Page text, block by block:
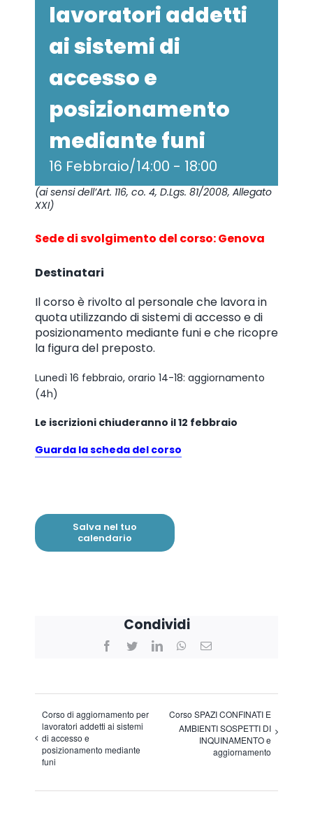
lavoratori addetti
ai sistemi di
accesso e
posizionamento
mediante funi
16 Febbraio/14:00 - 18:00
(ai sensi dell’Art. 116, co. 4, D.Lgs. 81/2008, Allegato
XXI)
Sede di svolgimento del corso: Genova
Destinatari
Il corso è rivolto al personale che lavora in
quota utilizzando di sistemi di accesso e di
posizionamento mediante funi e che ricopre
la figura del preposto.
Lunedì 16 febbraio, orario 14-18: aggiornamento
(4h)
Le iscrizioni chiuderanno il 12 febbraio
Guarda la scheda del corso
Salva nel tuo
calendario
Condividi
Facebook
Twitter LinkedInWhatsApp
Corso di aggiornamento per
lavoratori addetti ai sistemi
di accesso e
posizionamento mediante
funi
Corso SPAZI CONFINATI E
AMBIENTI SOSPETTI DI
INQUINAMENTO e
aggiornamento